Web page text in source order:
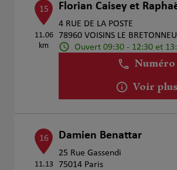
15
11.06
km
Florian Caisey et
4 RUE DE LA POSTE
78960 VOISINS LE
Ouvert 09:30 - 12:30 et
Numéro
Voir plus
16
11.13
Damien Benattar
25 Rue Gassendi
75014 Paris